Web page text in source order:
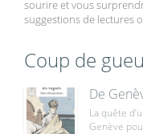
sourire et vous
suggestions de lectures
Coup de
De
La quête
Genève